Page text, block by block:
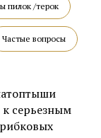
пилок /терок
Частые вопросы
серьезным